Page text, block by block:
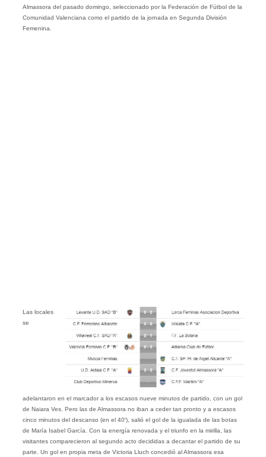
Almassora del pasado domingo, seleccionado por la Federación de Fútbol de la
Comunidad Valenciana como el partido de la jornada en Segunda División
Femenina.
Las locales
se
adelantaron en el marcador a los escasos nueve minutos de partido, con un gol
de Naiara Ves. Pero las de Almassora no iban a ceder tan pronto y a escasos
cinco minutos del descanso (en el 40′), salió el gol de la igualada de las botas
de María Isabel García. Con la energía renovada y el triunfo en la mirilla, las
visitantes comparecieron al segundo acto decididas a decantar el partido de su
parte. Un gol en propia meta de Victoria Lluch concedió al Almassora esa